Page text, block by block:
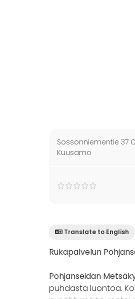
Sossonniementie 37 C
Kuusamo
Translate to English
Rukapalvelun
Pohjanseidan
puhdasta luontoa.